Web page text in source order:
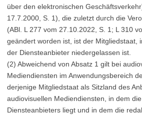
über den elektronischen
17.7.2000, S. 1), die zuletzt durch die
(ABl. L 277 vom 27.10.2022, S. 1; L 310
geändert worden ist, ist der Mitgliedstaat,
der Diensteanbieter niedergelassen ist.
(2) Abweichend von Absatz 1 gilt bei
Mediendiensten im Anwendungsbereich
derjenige Mitgliedstaat als Sitzland des
audiovisuellen Mediendiensten, in dem
Diensteanbieters liegt und in dem die